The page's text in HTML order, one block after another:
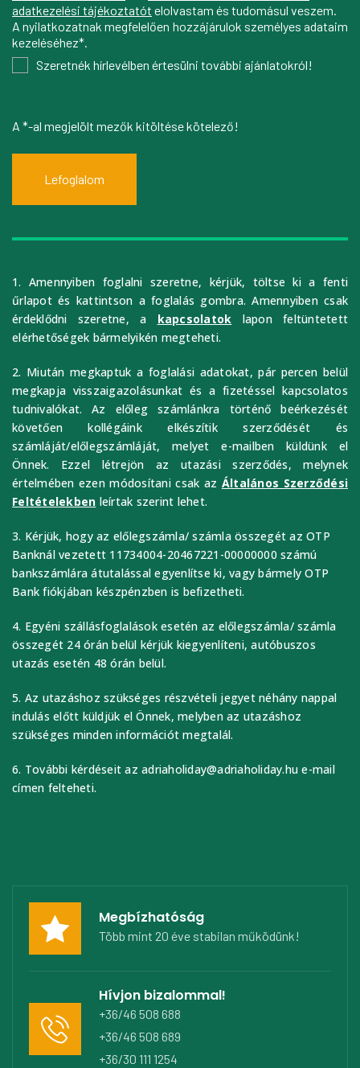
adatkezelési tájékoztatót elolvastam és tudomásul veszem.
A nyilatkozatnak megfelelően hozzájárulok személyes adataim
kezeléséhez*.
Szeretnék hírlevélben értesülni további ajánlatokról!
A *-al megjelölt mezők kitöltése kötelező!
Lefoglalom
1. Amennyiben foglalni szeretne, kérjük, töltse ki a fenti
űrlapot és kattintson a foglalás gombra. Amennyiben csak
érdeklődni szeretne, a kapcsolatok lapon feltüntetett
elérhetőségek bármelyikén megteheti.
2. Miután megkaptuk a foglalási adatokat, pár percen belül
megkapja visszaigazolásunkat és a fizetéssel kapcsolatos
tudnivalókat. Az előleg számlánkra történő beérkezését
követően kollégáink elkészítik szerződését és
számláját/előlegszámláját, melyet e-mailben küldünk el
Önnek. Ezzel létrejön az utazási szerződés, melynek
értelmében ezen módosítani csak az Általános Szerződési
Feltételekben leírtak szerint lehet.
3. Kérjük, hogy az előlegszámla/ számla összegét az OTP
Banknál vezetett 11734004-20467221-00000000 számú
bankszámlára átutalással egyenlítse ki, vagy bármely OTP
Bank fiókjában készpénzben is befizetheti.
4. Egyéni szállásfoglalások esetén az előlegszámla/ számla
összegét 24 órán belül kérjük kiegyenlíteni, autóbuszos
utazás esetén 48 órán belül.
5. Az utazáshoz szükséges részvételi jegyet néhány nappal
indulás előtt küldjük el Önnek, melyben az utazáshoz
szükséges minden információt megtalál.
6. További kérdéseit az adriaholiday@adriaholiday.hu e-mail
címen felteheti.
Megbízhatóság
Több mint 20 éve stabilan működünk!
Hívjon bizalommal!
+36/46 508 688
+36/46 508 689
+36/30 111 1254